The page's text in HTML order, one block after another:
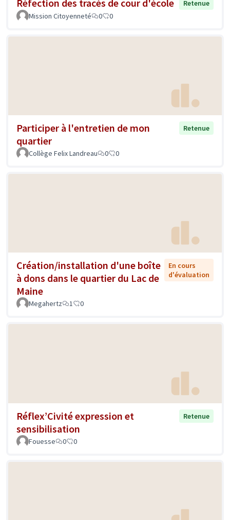
Réfection des tracés de cour d'école
Retenue
Mission Citoyenneté
0 0
Participer à l'entretien de mon
quartier
Retenue
Collège Felix Landreau 0 0
Création/installation d'une boîte
à dons dans le quartier du Lac de
Maine
En cours
d'évaluation
Megahertz 1 0
Réflex’Civité expression et
sensibilisation
Retenue
Fouesse 0 0